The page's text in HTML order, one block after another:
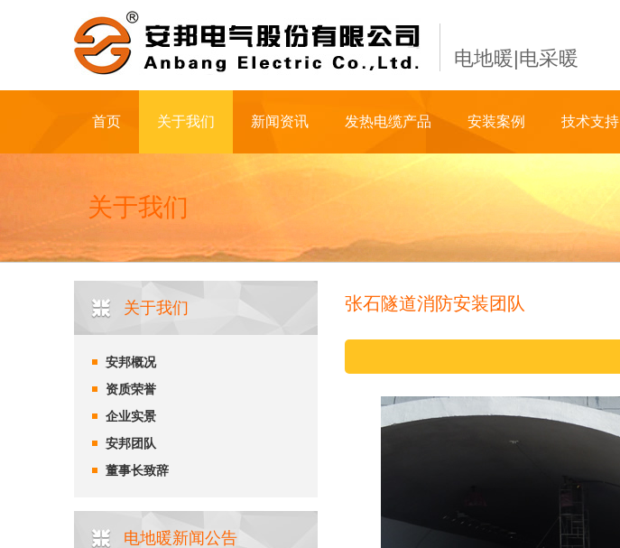
电地暖|电采暖
首页 关于我们 新闻资讯 发热电缆产品 安装案例 技术支持
关于我们
关于我们
安邦概况
资质荣誉
企业实景
安邦团队
董事长致辞
电地暖新闻公告
张石隧道消防安装团队